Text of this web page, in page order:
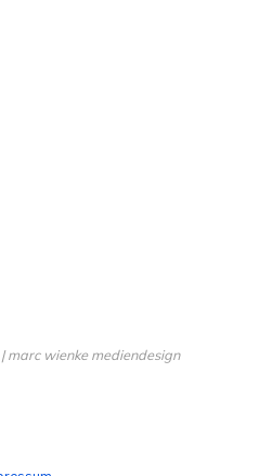
wienke mediendesign